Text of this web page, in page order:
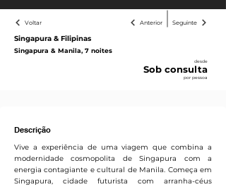
Voltar Seguinte
Anterior
Singapura & Filipinas
Singapura & Manila, 7 noites
desde
Sob consulta
por pessoa
Descrição
Vive a experiência de uma viagem que combina a
modernidade cosmopolita de Singapura com a
energia contagiante e cultural de Manila. Começa em
Singapura, cidade futurista com arranha-céus